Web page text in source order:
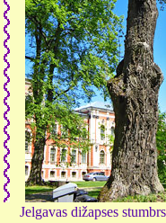
Jelgavas dižapses